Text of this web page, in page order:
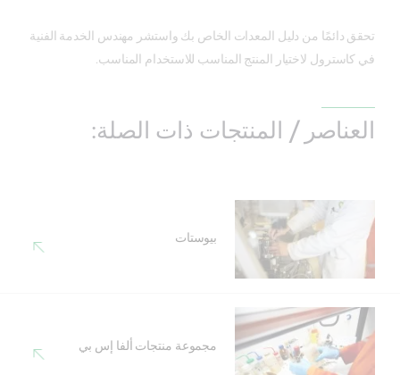
تحقق دائمًا من دليل المعدات الخاص بك واستشر مهندس الخدمة الفنية
في كاسترول لاختيار المنتج المناسب للاستخدام المناسب.
العناصر / المنتجات ذات الصلة:
بيوستات
مجموعة منتجات ألفا إس بي